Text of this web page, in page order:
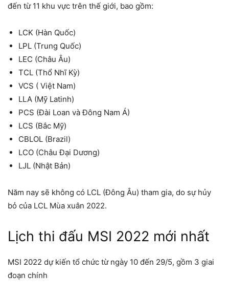
đến từ 11 khu vực trên thế giới, bao gồm:
LCK (Hàn Quốc)
LPL (Trung Quốc)
LEC (Châu Âu)
TCL (Thổ Nhĩ Kỳ)
VCS ( Việt Nam)
LLA (Mỹ Latinh)
PCS (Đài Loan và Đông Nam Á)
LCS (Bắc Mỹ)
CBLOL (Brazil)
LCO (Châu Đại Dương)
LJL (Nhật Bản)
Năm nay sẽ không có LCL (Đông Âu) tham gia, do sự hủy
bỏ của LCL Mùa xuân 2022.
Lịch thi đấu MSI 2022 mới nhất
MSI 2022 dự kiến ​​tổ chức từ ngày 10 đến 29/5, gồm 3 giai
đoạn chính